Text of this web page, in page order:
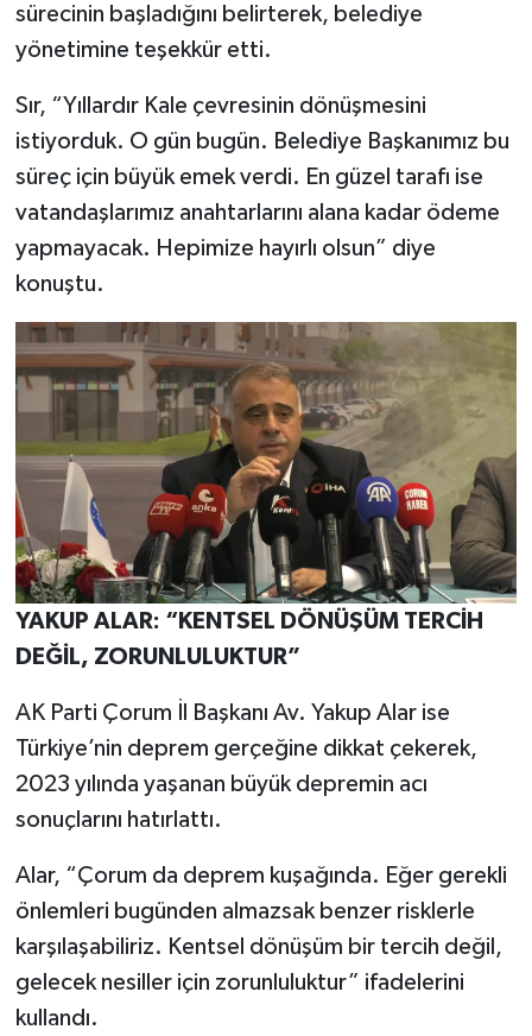
sürecinin başladığını belirterek, belediye
yönetimine teşekkür etti.
Sır, “Yıllardır Kale çevresinin dönüşmesini
istiyorduk. O gün bugün. Belediye Başkanımız bu
süreç için büyük emek verdi. En güzel tarafı ise
vatandaşlarımız anahtarlarını alana kadar ödeme
yapmayacak. Hepimize hayırlı olsun” diye
konuştu.
YAKUP ALAR: “KENTSEL DÖNÜŞÜM TERCİH
DEĞİL, ZORUNLULUKTUR”
AK Parti Çorum İl Başkanı Av. Yakup Alar ise
Türkiye’nin deprem gerçeğine dikkat çekerek,
2023 yılında yaşanan büyük depremin acı
sonuçlarını hatırlattı.
Alar, “Çorum da deprem kuşağında. Eğer gerekli
önlemleri bugünden almazsak benzer risklerle
karşılaşabiliriz. Kentsel dönüşüm bir tercih değil,
gelecek nesiller için zorunluluktur” ifadelerini
kullandı.